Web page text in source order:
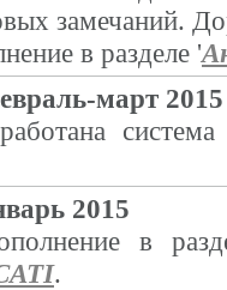
замечаний.
в разделе '
март 2015
2015
в
.